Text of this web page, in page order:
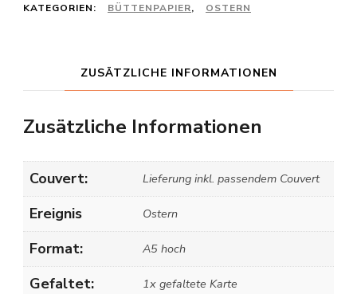
KATEGORIEN:
BÜTTENPAPIER, OSTERN
ZUSÄTZLICHE INFORMATIONEN
Zusätzliche Informationen
Couvert: Lieferung inkl. passendem Couvert
Ereignis Ostern
Format: A5 hoch
Gefaltet: 1x gefaltete Karte